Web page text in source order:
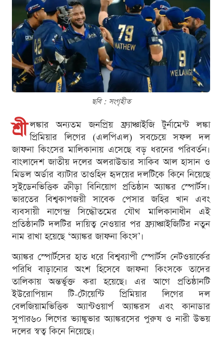
ছবি : সংগৃহীত
শ্রী লঙ্কার অন্যতম জনপ্রিয় ফ্র্যাঞ্চাইজি টুর্নামেন্ট লঙ্কা
প্রিমিয়ার লিগের (এলপিএল) সবচেয়ে সফল দল
জাফনা কিংসের মালিকানায় এসেছে বড় ধরনের পরিবর্তন।
বাংলাদেশ জাতীয় দলের অলরাউন্ডার সাকিব আল হাসান ও
মিডল অর্ডার ব্যাটার তাওহিদ হৃদয়ের দলটিকে কিনে নিয়েছে
সুইডেনভিত্তিক ক্রীড়া বিনিয়োগ প্রতিষ্ঠান অ্যাঙ্কর স্পোর্টস।
ভারতের বিশ্বকাপজয়ী সাবেক পেসার জহির খান এবং
ব্যবসায়ী নাগেন্দ্র সিদ্ধৌতমের যৌথ মালিকানাধীন এই
প্রতিষ্ঠানটি দলটির দায়িত্ব নেওয়ার পর ফ্র্যাঞ্চাইজিটির নতুন
নাম রাখা হয়েছে ‘অ্যাঙ্কর জাফনা কিংস’।
অ্যাঙ্কর স্পোর্টসের হাত ধরে বিশ্বব্যাপী স্পোর্টস নেটওয়ার্কের
পরিধি বাড়ানোর অংশ হিসেবে জাফনা কিংসকে তাদের
তালিকায় অন্তর্ভুক্ত করা হয়েছে। এর আগে প্রতিষ্ঠানটি
ইউরোপিয়ান টি-টোয়েন্টি প্রিমিয়ার লিগের দল
বেলজিয়ামভিত্তিক অ্যান্টওয়ার্প অ্যাঙ্করস এবং কানাডার
সুপার৬০ লিগের ভ্যাঙ্কুভার অ্যাঙ্করসের পুরুষ ও নারী উভয়
দলের স্বত্ব কিনে নিয়েছে।